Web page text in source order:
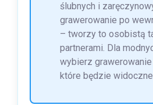
ślubnych i
grawerowanie po
– tworzy to osobistą
partnerami. Dla
wybierz
które będzie